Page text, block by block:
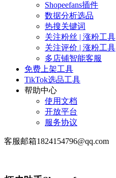
Shopeefans插件
数据分析选品
热搜关键词
关注粉丝 | 涨粉工具
关注评价 | 涨粉工具
多店铺智能客服
免费上架工具
TikTok选品工具
帮助中心
使用文档
开放平台
服务协议
客服邮箱1824154796@qq.com